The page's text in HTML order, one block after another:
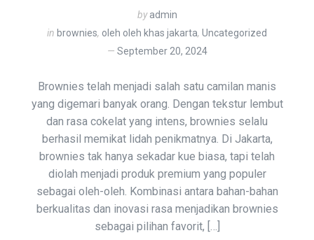
byadmin
in brownies, oleh oleh khas jakarta, Uncategorized
September 20, 2024
Brownies telah menjadi salah satu camilan manis
yang digemari banyak orang. Dengan tekstur lembut
dan rasa cokelat yang intens, brownies selalu
berhasil memikat lidah penikmatnya. Di Jakarta,
brownies tak hanya sekadar kue biasa, tapi telah
diolah menjadi produk premium yang populer
sebagai oleh-oleh. Kombinasi antara bahan-bahan
berkualitas dan inovasi rasa menjadikan brownies
sebagai pilihan favorit, […]